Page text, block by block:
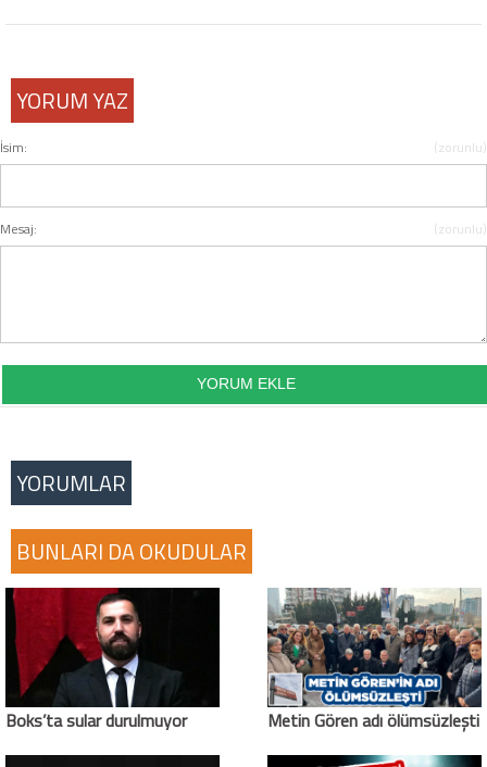
YORUM YAZ
İsim: (zorunlu)
Mesaj: (zorunlu)
YORUMLAR
BUNLARI DA OKUDULAR
Boks’ta sular durulmuyor Metin Gören adı ölümsüzleşti